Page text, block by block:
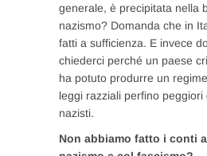
generale, è precipitata nella
nazismo? Domanda che in
fatti a sufficienza. E invece
chiederci perché un paese
ha potuto produrre un
leggi razziali perfino peggiori
nazisti.
Non abbiamo fatto i conti